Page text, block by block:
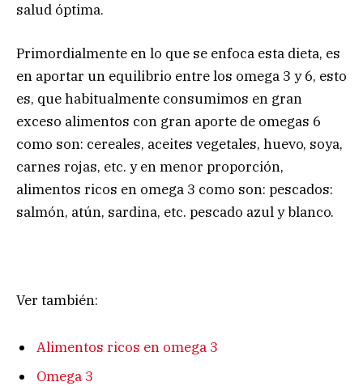
salud óptima.
Primordialmente en lo que se enfoca esta dieta, es
en aportar un equilibrio entre los omega 3 y 6, esto
es, que habitualmente consumimos en gran
exceso alimentos con gran aporte de omegas 6
como son: cereales, aceites vegetales, huevo, soya,
carnes rojas, etc. y en menor proporción,
alimentos ricos en omega 3 como son: pescados:
salmón, atún, sardina, etc. pescado azul y blanco.
Ver también:
Alimentos ricos en omega 3
Omega 3